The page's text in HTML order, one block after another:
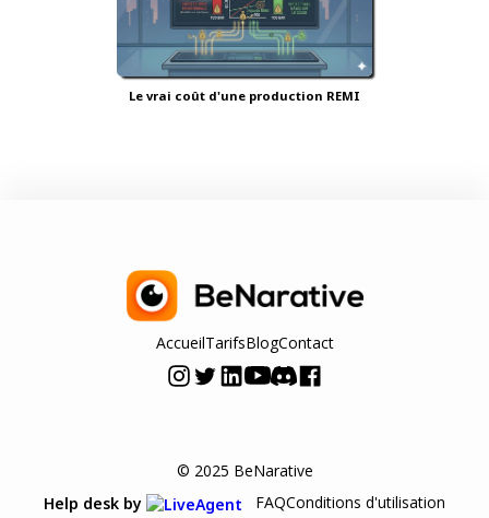
Le vrai coût d'une production REMI
AccueilTarifsBlogContact
© 2025 BeNarative
Help desk by
FAQConditions d'utilisation